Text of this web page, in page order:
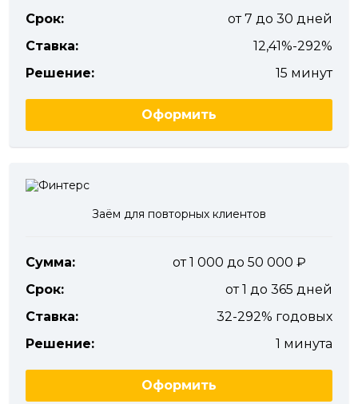
Срок:
от 7 до 30 дней
Ставка:
12,41%-292%
Решение:
15 минут
Оформить
Заём для повторных клиентов
Сумма:
от 1 000 до 50 000
Срок:
от 1 до 365 дней
Ставка:
32-292% годовых
Решение:
1 минута
Оформить